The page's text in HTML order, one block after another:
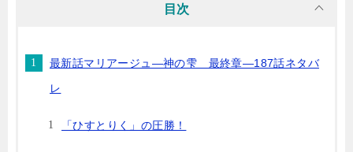
目次
最新話マリアージュ―神の雫 最終章―187話ネタバ
レ
「ひすとりく」の圧勝！